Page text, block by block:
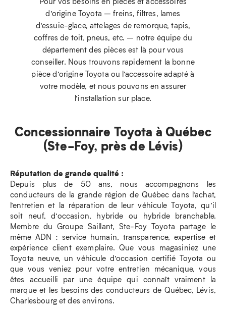
d’origine Toyota – freins, filtres, lames
d’essuie-glace, attelages de remorque, tapis,
coffres de toit, pneus, etc. – notre équipe du
département des pièces est là pour vous
conseiller. Nous trouvons rapidement la bonne
pièce d’origine Toyota ou l’accessoire adapté à
votre modèle, et nous pouvons en assurer
l’installation sur place.
Concessionnaire Toyota à Québec
(Ste-Foy, près de Lévis)
Réputation de grande qualité :
Depuis plus de 50 ans, nous accompagnons les
conducteurs de la grande région de Québec dans l’achat,
l’entretien et la réparation de leur véhicule Toyota, qu’il
soit neuf, d’occasion, hybride ou hybride branchable.
Membre du Groupe Saillant, Ste-Foy Toyota partage le
même ADN : service humain, transparence, expertise et
expérience client exemplaire. Que vous magasiniez une
Toyota neuve, un véhicule d’occasion certifié Toyota ou
que vous veniez pour votre entretien mécanique, vous
êtes accueilli par une équipe qui connaît vraiment la
marque et les besoins des conducteurs de Québec, Lévis,
Charlesbourg et des environs.